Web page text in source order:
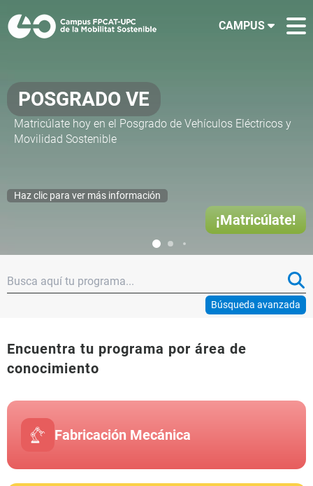
CAMPUS
POSGRADO VE
Matricúlate hoy en el Posgrado de Vehículos Eléctricos y
Movilidad Sostenible
Haz clic para ver más información
¡Matricúlate!
Búsqueda avanzada
Encuentra tu programa por área de
conocimiento
Fabricación Mecánica